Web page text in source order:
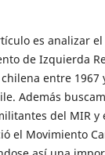
es analizar
de Izquierda
entre 1967
Además
del MIR y
el Movimiento